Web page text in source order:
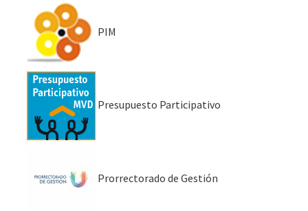
PIM
Presupuesto Participativo
Prorrectorado de Gestión